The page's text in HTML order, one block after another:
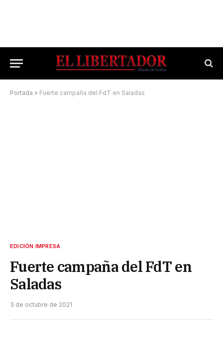
Portada » Fuerte campaña del FdT en Saladas
EDICIÓN IMPRESA
Fuerte campaña del FdT en
Saladas
3 de octubre de 2021